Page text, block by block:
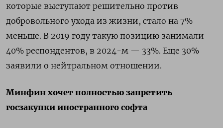
которые выступают решительно против
добровольного ухода из жизни, стало на 7%
меньше. В 2019 году такую позицию занимали
40% респондентов, в 2024-м — 33%. Еще 30%
заявили о нейтральном отношении.
Минфин хочет полностью запретить
госзакупки иностранного софта